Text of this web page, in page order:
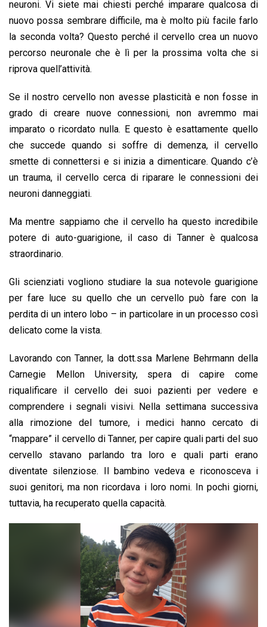
neuroni. Vi siete mai chiesti perché imparare qualcosa di
nuovo possa sembrare difficile, ma è molto più facile farlo
la seconda volta? Questo perché il cervello crea un nuovo
percorso neuronale che è lì per la prossima volta che si
riprova quell’attività.
Se il nostro cervello non avesse plasticità e non fosse in
grado di creare nuove connessioni, non avremmo mai
imparato o ricordato nulla. E questo è esattamente quello
che succede quando si soffre di demenza, il cervello
smette di connettersi e si inizia a dimenticare. Quando c’è
un trauma, il cervello cerca di riparare le connessioni dei
neuroni danneggiati.
Ma mentre sappiamo che il cervello ha questo incredibile
potere di auto-guarigione, il caso di Tanner è qualcosa
straordinario.
Gli scienziati vogliono studiare la sua notevole guarigione
per fare luce su quello che un cervello può fare con la
perdita di un intero lobo – in particolare in un processo così
delicato come la vista.
Lavorando con Tanner, la dott.ssa Marlene Behrmann della
Carnegie Mellon University, spera di capire come
riqualificare il cervello dei suoi pazienti per vedere e
comprendere i segnali visivi. Nella settimana successiva
alla rimozione del tumore, i medici hanno cercato di
“mappare” il cervello di Tanner, per capire quali parti del suo
cervello stavano parlando tra loro e quali parti erano
diventate silenziose. Il bambino vedeva e riconosceva i
suoi genitori, ma non ricordava i loro nomi. In pochi giorni,
tuttavia, ha recuperato quella capacità.